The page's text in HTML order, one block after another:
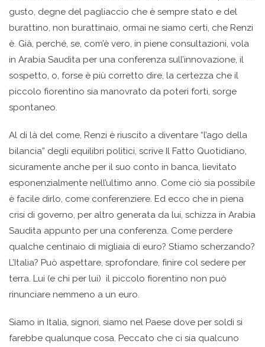
gusto, degne del pagliaccio che è sempre stato e del
burattino, non burattinaio, ormai ne siamo certi, che Renzi
è. Già, perché, se, com’è vero, in piene consultazioni, vola
in Arabia Saudita per una conferenza sull’innovazione, il
sospetto, o, forse è più corretto dire, la certezza che il
piccolo fiorentino sia manovrato da poteri forti, sorge
spontaneo.
Al di là del come, Renzi è riuscito a diventare “l’ago della
bilancia” degli equilibri politici, scrive Il Fatto Quotidiano,
sicuramente anche per il suo conto in banca, lievitato
esponenzialmente nell’ultimo anno. Come ciò sia possibile
è facile dirlo, come conferenziere. Ed ecco che in piena
crisi di governo, per altro generata da lui, schizza in Arabia
Saudita appunto per una conferenza. Come perdere
qualche centinaio di migliaia di euro? Stiamo scherzando?
L’Italia? Può aspettare, sprofondare, finire col sedere per
terra. Lui (e chi per lui) il piccolo fiorentino non può
rinunciare nemmeno a un euro.
Siamo in Italia, signori, siamo nel Paese dove per soldi si
farebbe qualunque cosa. Peccato che ci sia qualcuno